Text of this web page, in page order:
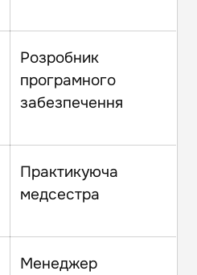
Розробник
програмного
забезпечення
Практикуюча
медсестра
Менеджер